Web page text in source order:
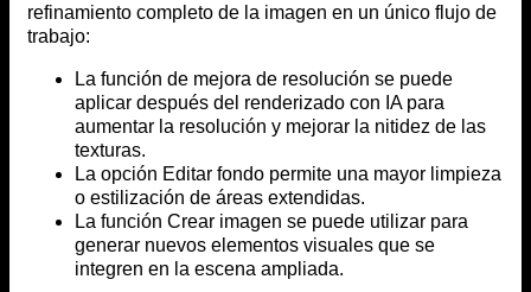
refinamiento completo de la imagen en un único flujo de
trabajo:
La función de mejora de resolución se puede
aplicar después del renderizado con IA para
aumentar la resolución y mejorar la nitidez de las
texturas.
La opción Editar fondo permite una mayor limpieza
o estilización de áreas extendidas.
La función Crear imagen se puede utilizar para
generar nuevos elementos visuales que se
integren en la escena ampliada.